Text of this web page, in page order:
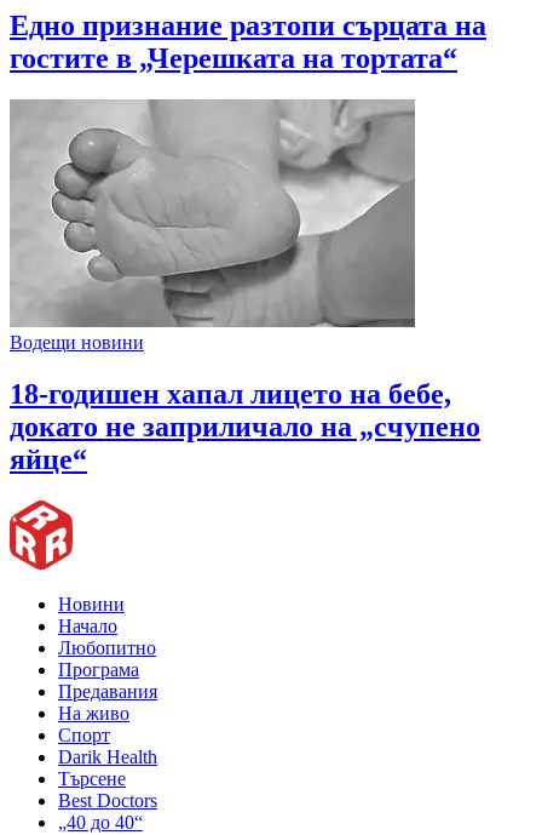
Едно признание разтопи сърцата на
гостите в „Черешката на тортата“
Водещи новини
18-годишен хапал лицето на бебе,
докато не заприличало на „счупено
яйце“
Новини
Начало
Любопитно
Програма
Предавания
На живо
Спорт
Darik Health
Търсене
Best Doctors
„40 до 40“